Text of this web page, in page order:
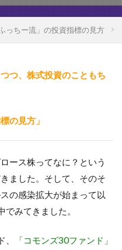
っちー流」の投資指標の見方
つ、株式投資のこともち
の見方」
ース株ってなに？という
ました。そして
そのそ
の感染拡大が始まって以
みてきました。
「コモンズ30ファンド」